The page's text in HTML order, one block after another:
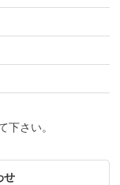
下さい。
せ